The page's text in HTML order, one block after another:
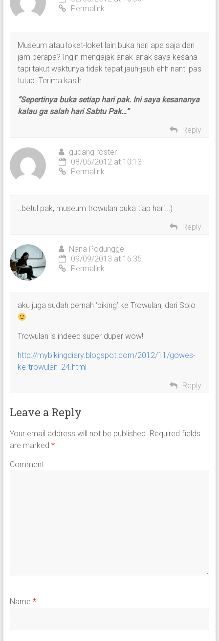
Permalink
Museum atau loket-loket lain buka hari apa saja dan
jam berapa? Ingin mengajak anak-anak saya kesana
tapi takut waktunya tidak tepat jauh-jauh ehh nanti pas
tutup. Terima kasih
“Sepertinya buka setiap hari pak. Ini saya kesananya
kalau ga salah hari Sabtu Pak…”
Reply
gudang roster
08/05/2012 at 10:13
Permalink
..betul pak, museum trowulan buka tiap hari..:)
Reply
Nana Podungge
09/09/2013 at 16:35
Permalink
aku juga sudah pernah ‘biking’ ke Trowulan, dari Solo
Trowulan is indeed super duper wow!
http://mybikingdiary.blogspot.com/2012/11/gowes-
ke-trowulan_24.html
Reply
Leave a Reply
Your email address will not be published. Required fields
are marked *
Comment
Name *